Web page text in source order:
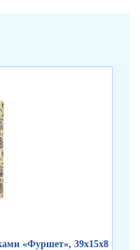
«Фуршет», 39х15х8